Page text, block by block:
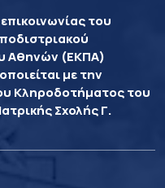
του
Αθηνών (ΕΚΠΑ)
με την
Κληροδοτήματος του
Σχολής Γ.